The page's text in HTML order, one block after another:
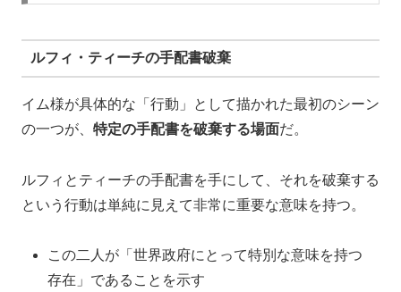
ルフィ・ティーチの手配書破棄
イム様が具体的な「行動」として描かれた最初のシーン
の一つが、 特定の手配書を破棄する場面だ。
ルフィとティーチの手配書を手にして、それを破棄する
という行動は単純に見えて非常に重要な意味を持つ。
この二人が「世界政府にとって特別な意味を持つ
存在」であることを示す